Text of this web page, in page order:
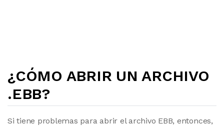
¿CÓMO ABRIR UN ARCHIVO
.EBB?
Si tiene problemas para abrir el archivo EBB, entonces,